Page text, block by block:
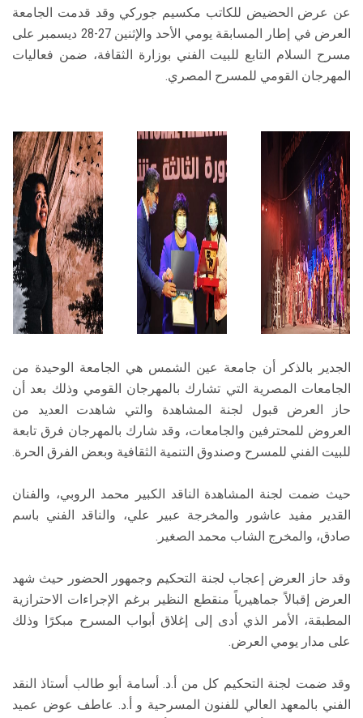
عن عرض الحضيض للكاتب مكسيم جوركي وقد قدمت الجامعة
العرض في إطار المسابقة يومي الأحد والإثنين 27-28 ديسمبر على
مسرح السلام التابع للبيت الفني بوزارة الثقافة، ضمن فعاليات
المهرجان القومي للمسرح المصري.
الجدير بالذكر أن جامعة عين الشمس هي الجامعة الوحيدة من
الجامعات المصرية التي تشارك بالمهرجان القومي وذلك بعد أن
حاز العرض قبول لجنة المشاهدة والتي شاهدت العديد من
العروض للمحترفين والجامعات، وقد شارك بالمهرجان فرق تابعة
للبيت الفني للمسرح وصندوق التنمية الثقافية وبعض الفرق الحرة.
حيث ضمت لجنة المشاهدة الناقد الكبير محمد الروبي، والفنان
القدير مفيد عاشور والمخرجة عبير علي، والناقد الفني باسم
صادق، والمخرج الشاب محمد الصغير.
وقد حاز العرض إعجاب لجنة التحكيم وجمهور الحضور حيث شهد
العرض إقبالاً جماهيرياً منقطع النظير برغم الإجراءات الاحترازية
المطبقة، الأمر الذي أدى إلى إغلاق أبواب المسرح مبكرًا وذلك
على مدار يومي العرض.
وقد ضمت لجنة التحكيم كل من أ.د. أسامة أبو طالب أستاذ النقد
الفني بالمعهد العالي للفنون المسرحية و أ.د. عاطف عوض عميد